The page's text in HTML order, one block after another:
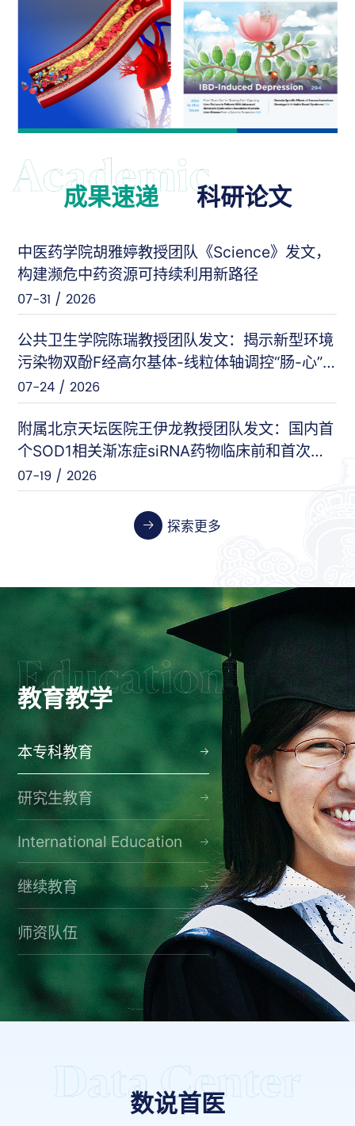
成果速递 科研论文
中医药学院胡雅婷教授团队《Science》发文，
构建濒危中药资源可持续利用新路径
07-31 / 2026
公共卫生学院陈瑞教授团队发文：揭示新型环境
污染物双酚F经高尔基体-线粒体轴调控“肠-心”
对话的新机制
07-24 / 2026
附属北京天坛医院王伊龙教授团队发文：国内首
个SOD1相关渐冻症siRNA药物临床前和首次人
体临床数据
07-19 / 2026
曲显俊等（基础医学院） PNAS
07-28 / 2026
07-17 / 2026
王刚等（安定医院） Cell Host & Microbe
07-10 / 2026
张伟等（天坛医院）
探索更多
教育教学
本专科教育
研究生教育
International Education
继续教育
师资队伍
数说首医